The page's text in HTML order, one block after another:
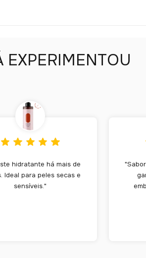
hidratante há mais de
Ideal para peles secas e
sensíveis."